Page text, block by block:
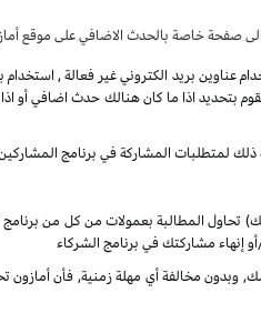
صفحة خاصة بالحدث الاضافي على موقع
بريد الكتروني غير فعالة , استخدام
بتحديد اذا ما كان هنالك حدث اضافي أو
لمتطلبات المشاركة في برنامج
تحاول المطالبة بعمولات من كل من برنامج
إنهاء مشاركتك في برنامج الشركاء
مخالفة أي مهلة زمنية, فأن أمازون